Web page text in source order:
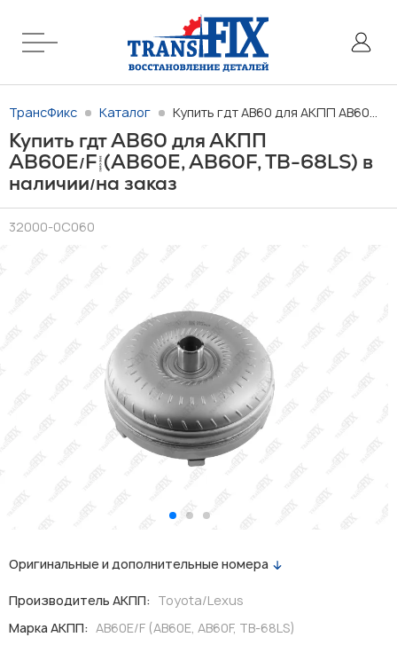
ТрансФикс Каталог Купить гдт AB60 для АКПП AB60E/F (AB60E, AB60F, TB-68LS) в наличии/на заказ
Купить гдт AB60 для АКПП
AB60E/F (AB60E, AB60F, TB-68LS) в
наличии/на заказ
32000-0C060
Оригинальные и дополнительные номера
Производитель АКПП: Toyota/Lexus
Марка АКПП: AB60E/F (AB60E, AB60F, TB-68LS)